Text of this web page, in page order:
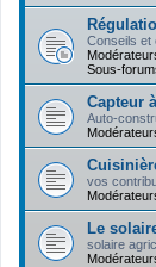
Conseils et
Sous-
Capteur
Auto-
vos
Le
solaire